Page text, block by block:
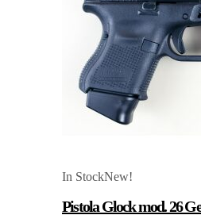
In StockNew!
Pistola Glock mod. 26